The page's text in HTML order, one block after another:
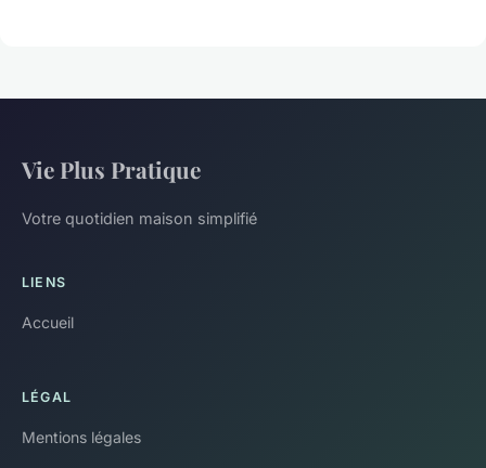
Vie Plus Pratique
Votre quotidien maison simplifié
LIENS
Accueil
LÉGAL
Mentions légales